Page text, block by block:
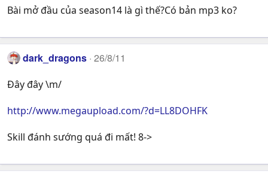
Bài mở đầu của season14 là gì thế?Có bản mp3 ko?
dark_dragons 26/8/11
Đây đây \m/
http://www.megaupload.com/?d=LL8DOHFK
Skill đánh sướng quá đi mất! 8->